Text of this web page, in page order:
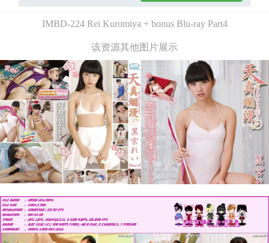
IMBD-224 Rei Kuromiya + bonus Blu-ray Part4
该资源其他图片展示